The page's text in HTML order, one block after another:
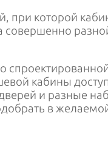
при которой
совершенно
кабины
и разные
в